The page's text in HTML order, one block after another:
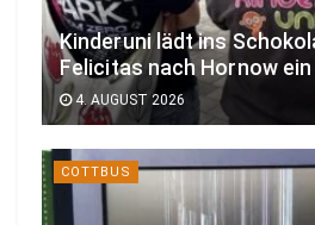
Kinderuni lädt ins
Felicitas nach Hornow ein
4. AUGUST 2026
COTTBUS